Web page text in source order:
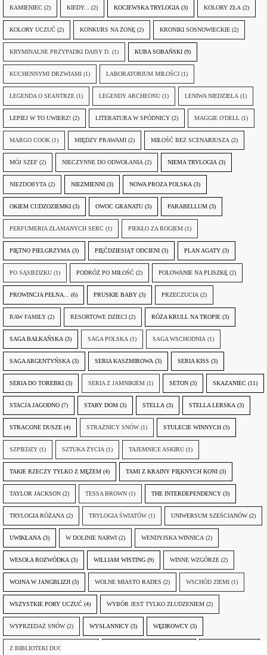
KAMIENIEC (2) KIEDY... (2) KOCIEWSKA TRYLOGIA (3) KOLORY ZŁA (2)
KOLORY UCZUĆ (2) KONKURS NA ŻONĘ (2) KRONIKI SOSNOWIECKIE (2)
KRYMINALNE PRZYPADKI DAISY D. (1) KUBA SOBAŃSKI (9)
KUCHENNYMI DRZWIAMI (1) LABORATORIUM MIŁOŚCI (1)
LEGENDA O SEANTRZE (1) LEGENDY ARCHEONU (1) LENIWA NIEDZIELA (1)
LEPIEJ W TO UWIERZ! (2) LITERATURA W SPÓDNICY (2) MAGGIE O'DELL (1)
MARGO COOK (1) MIĘDZY PRAWAMI (2) MIŁOŚĆ BEZ SCENARIUSZA (2)
MÓJ SZEF (2) NIECZYNNE DO ODWOŁANIA (2) NIEMA TRYLOGIA (3)
NIEZDOBYTA (2) NIEZMIENNI (3) NOWA PROZA POLSKA (3)
OKIEM CUDZOZIEMKI (3) OWOC GRANATU (3) PARABELLUM (3)
PERFUMERIA ZŁAMANYCH SERC (1) PIEKŁO ZA ROGIEM (1)
PIĘTNO PIELGRZYMA (3) PIĘĆDZIESIĄT ODCIENI (3) PLAN AGATY (3)
PO SĄSIEDZKU (1) PODRÓŻ PO MIŁOŚĆ (2) POLOWANIE NA PLISZKĘ (2)
PROWINCJA PEŁNA... (6) PRUSKIE BABY (3) PRZECZUCIA (2)
RAW FAMILY (2) RESORTOWE DZIECI (2) RÓŻA KRULL NA TROPIE (3)
SAGA BAŁKAŃSKA (3) SAGA POLSKA (1) SAGA WSCHODNIA (1)
SAGA ARGENTYŃSKA (3) SERIA KASZMIROWA (3) SERIA KISS (3)
SERIA DO TOREBKI (3) SERIA Z JAMNIKIEM (1) SETON (3) SKAZANIEC (11)
STACJA JAGODNO (7) STARY DOM (3) STELLA (3) STELLA LERSKA (3)
STRACONE DUSZE (4) STRAŻNICY SNÓW (1) STULECIE WINNYCH (3)
SZPIEDZY (1) SZTUKA ŻYCIA (1) TAJEMNICE ASKIRU (1)
TAKIE RZECZY TYLKO Z MĘŻEM (4) TAMI Z KRAINY PIĘKNYCH KONI (3)
TAYLOR JACKSON (2) TESSA BROWN (1) THE INTERDEPENDENCY (3)
TRYLOGIA RÓŻANA (2) TRYLOGIA ŚWIATÓW (1) UNIWERSUM SZEŚCIANÓW (2)
UWIKŁANA (3) W DOLINIE NARWI (2) WENDYJSKA WINNICA (2)
WESOŁA ROZWÓDKA (3) WILLIAM WISTING (9) WINNE WZGÓRZE (2)
WOJNA W JANGBLIZJI (3) WOLNE MIASTO RADES (2) WSCHÓD ZIEMI (1)
WSZYSTKIE PORY UCZUĆ (4) WYBÓR JEST TYLKO ZŁUDZENIEM (2)
WYPRZEDAŻ SNÓW (2) WYSŁANNICY (3) WĘDROWCY (3)
Z BIBLIOTEKI DUCHA GÓR